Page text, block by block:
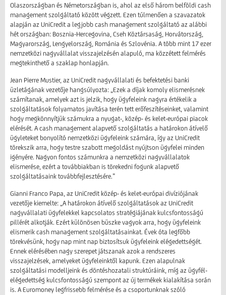
Olaszországban és Németországban is, ahol az első három belföldi cash
management szolgáltató között végzett. Ezen túlmenően a szavazatok
alapján az UniCredit a legjobb cash management szolgáltató az alábbi
hét országban: Bosznia-Hercegovina, Cseh Köztársaság, Horvátország,
Magyarország, Lengyelország, Románia és Szlovénia. A több mint 17 ezer
nemzetközi nagyvállalat visszajelzésén alapuló, ma közzétett felmérés
megtekinthető a szaklap honlapján.
Jean Pierre Mustier, az UniCredit nagyvállalati és befektetési banki
üzletágának vezetője hangsúlyozta: „Ezek a díjak komoly elismerésnek
számítanak, amelyek azt is jelzik, hogy ügyfeleink nagyra értékelik a
szolgáltatások folyamatos javítása terén tett erőfeszítéseinket, valamint
hogy megkönnyítjük számukra a nyugat-, közép- és kelet-európai piacok
elérését. A cash management alapvető szolgáltatás a határokon átívelő
ügyleteket bonyolító nemzetközi ügyfeleink számára, így az UniCredit
törekszik arra, hogy testre szabott megoldást nyújtson ügyfelei minden
igényére. Nagyon fontos számunkra a nemzetközi nagyvállalatok
elismerése, ezért a továbbiakban is törekedni fogunk alapvető
szolgáltatásaink továbbfejlesztésére.”
Gianni Franco Papa, az UniCredit közép- és kelet-európai divíziójának
vezetője kiemelte: „A határokon átívelő szolgáltatások az UniCredit
nagyvállalati ügyfelekkel kapcsolatos stratégiájának kulcsfontosságú
pillérét alkotják. Ezért különösen büszke vagyok arra, hogy ügyfeleink
elismerik cash management szolgáltatásainkat. Évek óta legfőbb
törekvésünk, hogy nap mint nap biztosítsuk ügyfeleink elégedettségét.
Ennek elérésében nagy szerepet játszanak azok a rendszeres
visszajelzések, amelyeket ügyfeleinktől kapunk. Ezen alapulnak
szolgáltatási modelljeink és döntéshozatali struktúráink, míg az ügyfél-
elégedettség kulcsfontosságú szempont az új termékek kialakítása során
is. A Euromoney legfrissebb felmérése és a csoportunknak szóló